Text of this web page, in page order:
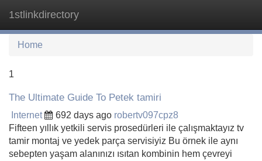
1stlinkdirectory
Home
1
The Ultimate Guide To Petek tamiri
Internet 692 days ago robertv097cpz8
Fifteen yıllık yetkili servis prosedürleri ile çalışmaktayız tv
tamir montaj ve yedek parça servisiyiz Bu örnek ile aynı
sebepten yaşam alanınızı ısıtan kombinin hem çevreyi